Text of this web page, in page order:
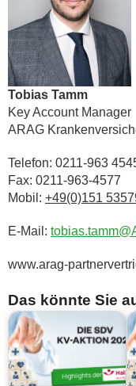
Tobias Tamm
Key Account Manager
ARAG
Telefon: 0211-963
Fax: 0211-963-4577
Mobil: +49(0)151
E-Mail:
www.arag-
Das könnte Sie